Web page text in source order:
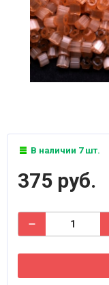
В наличии 7 шт.
375 руб.